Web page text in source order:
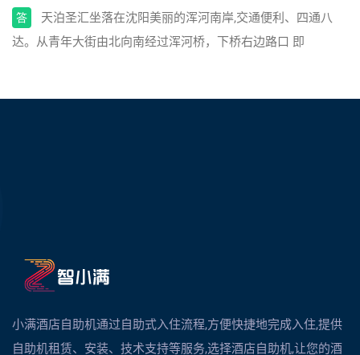
答
天泊圣汇坐落在沈阳美丽的浑河南岸,交通便利、四通八
达。从青年大街由北向南经过浑河桥，下桥右边路口 即
小满酒店自助机通过自助式入住流程,方便快捷地完成入住,提供
自助机租赁、安装、技术支持等服务,选择酒店自助机,让您的酒